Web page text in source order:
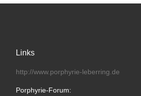
Links
http://www.porphyrie-leberring.de
Porphyrie-Forum: